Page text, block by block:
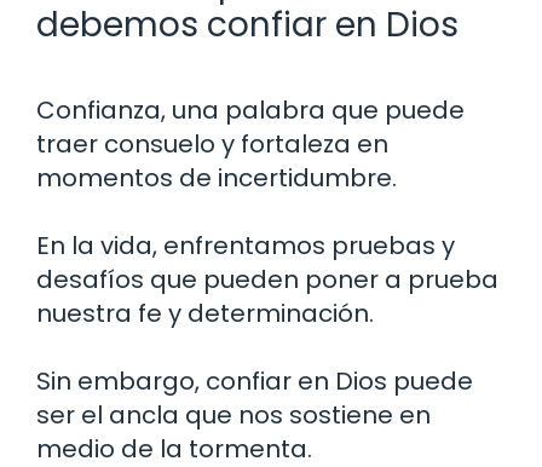
debemos confiar en Dios
Confianza, una palabra que puede
traer consuelo y fortaleza en
momentos de incertidumbre.
En la vida, enfrentamos pruebas y
desafíos que pueden poner a prueba
nuestra fe y determinación.
Sin embargo, confiar en Dios puede
ser el ancla que nos sostiene en
medio de la tormenta.